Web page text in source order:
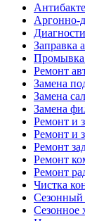
Аргонно-
Заправка
Промывка
Ремонт
Замена
Замена
Замена
Ремонт и
Ремонт и
Ремонт
Ремонт
Ремонт
Чистка
Сезонное